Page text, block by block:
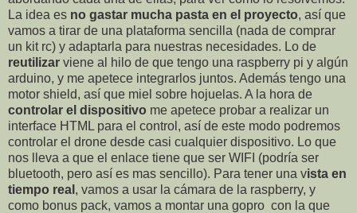
La idea es no gastar mucha pasta en el proyecto, así que
vamos a tirar de una plataforma sencilla (nada de comprar
un kit rc) y adaptarla para nuestras necesidades. Lo de
reutilizar viene al hilo de que tengo una raspberry pi y algún
arduino, y me apetece integrarlos juntos. Además tengo una
motor shield, así que miel sobre hojuelas. A la hora de
controlar el dispositivo me apetece probar a realizar un
interface HTML para el control, así de este modo podremos
controlar el drone desde casi cualquier dispositivo. Lo que
nos lleva a que el enlace tiene que ser WIFI (podría ser
bluetooth, pero así es mas sencillo). Para tener una vista en
tiempo real , vamos a usar la cámara de la raspberry, y
como bonus pack, vamos a montar una gopro con la que